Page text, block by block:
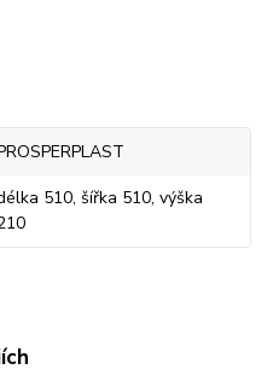
510, šířka 510, výška